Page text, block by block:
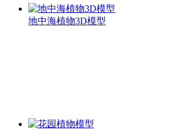
地中海植物3D模型